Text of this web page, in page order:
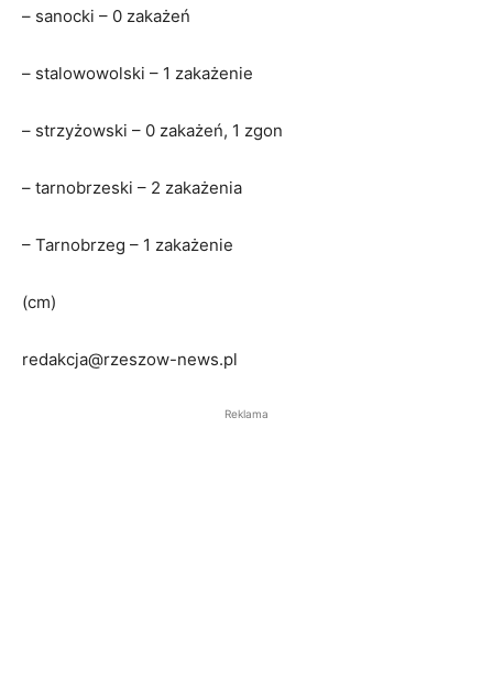
– sanocki – 0 zakażeń
– stalowowolski – 1 zakażenie
– strzyżowski – 0 zakażeń, 1 zgon
– tarnobrzeski – 2 zakażenia
– Tarnobrzeg – 1 zakażenie
(cm)
redakcja@rzeszow-news.pl
Reklama